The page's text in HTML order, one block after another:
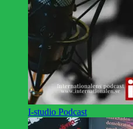
I-studio Podcast